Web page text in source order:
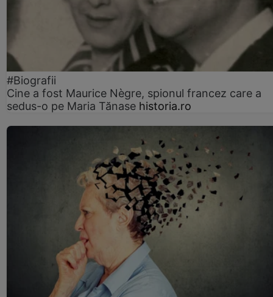
#Biografii
Cine a fost Maurice Nègre, spionul francez care a
sedus-o pe Maria Tănase historia.ro